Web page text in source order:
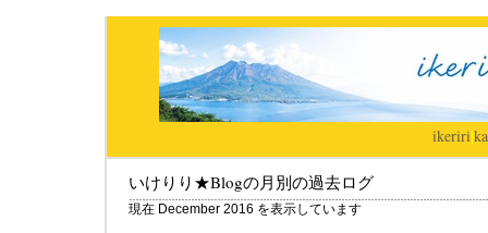
ikeriri|
いけりり★Blogの月別の過去ログ
現在 December 2016 を表示しています